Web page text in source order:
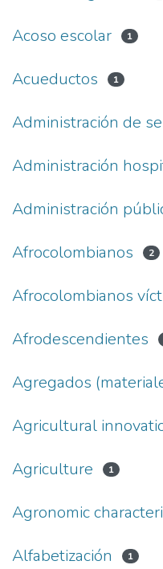
Acoso escolar 1
Acueductos 1
Administración de
Administración
Administración
Afrocolombianos 2
Afrocolombianos
Afrodescendientes
Agregados
Agricultural
Agriculture 1
Agronomic
Alfabetización 1